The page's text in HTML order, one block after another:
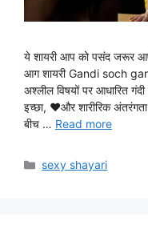
ये शायरी आप को पसंद जरूर
आग शायरी Gandi soch
अश्लील विषयों पर आधारित
इच्छा, ♥और शारीरिक
बीच … Read more
Categories
sexy shayari